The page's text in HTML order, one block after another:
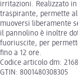
irritazioni. Realizzato
traspirante, permette
muoversi liberamente
il pannolino è inoltre
fuoriuscite, per
fino a 12 ore.
Codice articolo dm:
GTIN: 8001480308305